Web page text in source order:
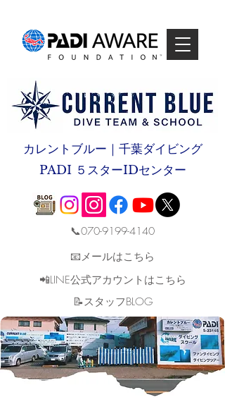
カレントブルー｜千葉ダイビング
PADI ５スターIDセンター
📞070-9199-4140
📧メールはこちら
📲LINE公式アカウントはこちら
​📝スタッフBLOG